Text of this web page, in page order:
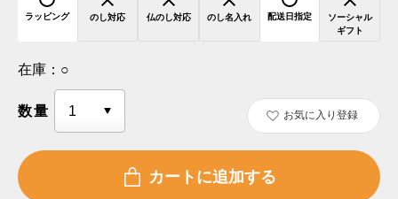
ラッピング のし対応 仏のし対応 のし名入れ 配送日指定
ソーシャル
ギフト
在庫： ○
数量 お気に入り登録